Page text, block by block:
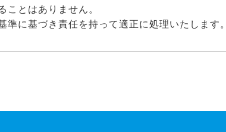
ことはありません。
準に基づき責任を持って適正に処理いたします。